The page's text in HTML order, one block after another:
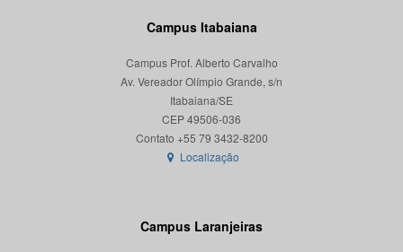
Campus Itabaiana
Campus Prof. Alberto Carvalho
Av. Vereador Olímpio Grande, s/n
Itabaiana/SE
CEP 49506-036
Localização
Campus Laranjeiras